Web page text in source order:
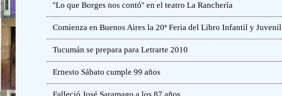
''Lo que Borges nos contó'' en el teatro La Ranchería
Comienza en Buenos Aires la 20ª Feria del Libro Infantil y Juvenil
Tucumán se prepara para Letrarte 2010
Ernesto Sábato cumple 99 años